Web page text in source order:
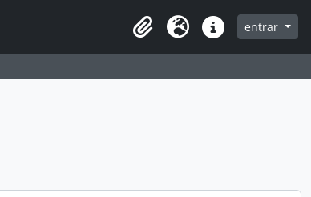
Clipboard
Idioma Ligações rápidas
entrar